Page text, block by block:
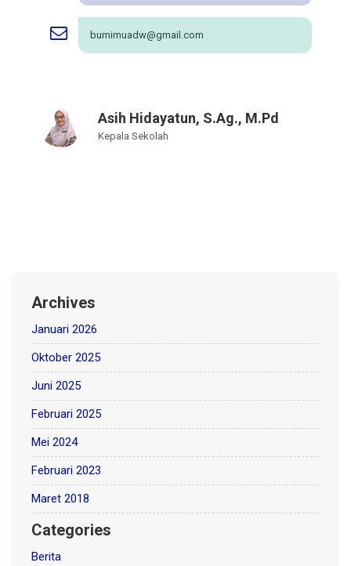
bumimuadw@gmail.com
Asih Hidayatun, S.Ag., M.Pd
Kepala Sekolah
Archives
Januari 2026
Oktober 2025
Juni 2025
Februari 2025
Mei 2024
Februari 2023
Maret 2018
Categories
Berita